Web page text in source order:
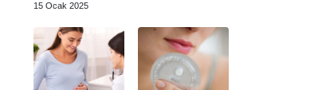
15 Ocak 2025